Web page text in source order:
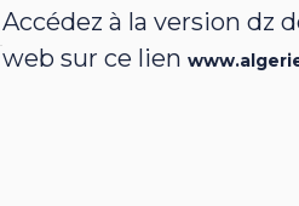
Accédez à la version dz
web sur ce lien